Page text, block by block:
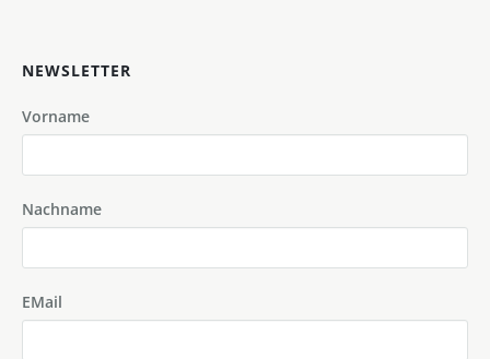
NEWSLETTER
Vorname
Nachname
EMail